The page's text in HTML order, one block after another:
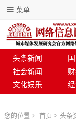
菜单
头条新闻
社会新闻
文化娱乐
您的位置 首页 > 头条